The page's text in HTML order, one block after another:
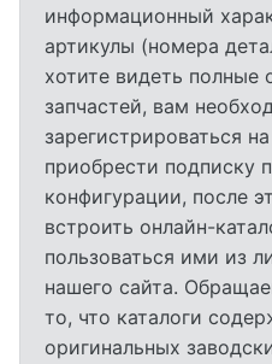
информационный
артикулы (номера
хотите видеть полные
запчастей, вам
зарегистрироваться
приобрести подписку
конфигурации, после
встроить онлайн-
пользоваться ими из
нашего сайта.
то, что каталоги
оригинальных